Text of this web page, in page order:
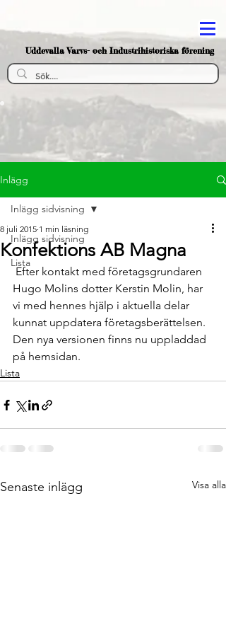
Uddevalla Varvs- och Industrihistoriska förening
Inlägg
Inlägg sidvisning
Lista
Inlägg sidvisning
Konfektions AB Magna
8 juli 2015 1 min läsning
Hugo Molins dotter Kerstin Molin, har
vi med hennes hjälp i aktuella delar
kunnat uppdatera företagsberättelsen.
Den nya versionen finns nu uppladdad
på hemsidan.
Lista
Senaste inlägg Visa alla